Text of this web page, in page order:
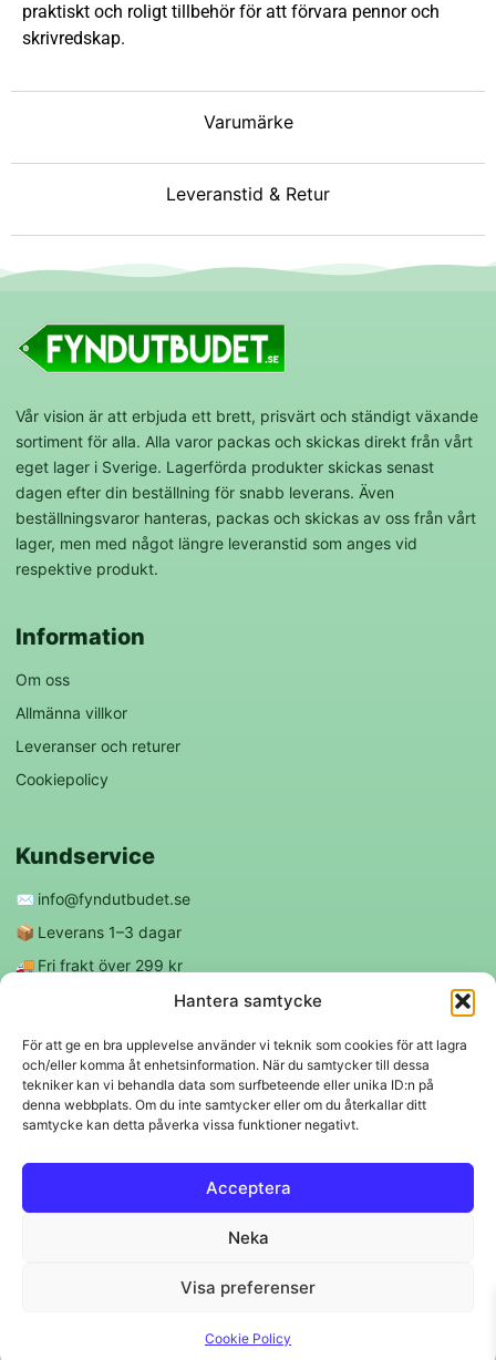
Hantera samtycke
För att ge en bra upplevelse använder vi teknik som cookies för att lagra
och/eller komma åt enhetsinformation. När du samtycker till dessa
tekniker kan vi behandla data som surfbeteende eller unika ID:n på
denna webbplats. Om du inte samtycker eller om du återkallar ditt
samtycke kan detta påverka vissa funktioner negativt.
Acceptera
Neka
Visa preferenser
Cookie Policy
Varumärke
Leveranstid & Retur
praktiskt och roligt tillbehör för att förvara pennor och
skrivredskap.
Vår vision är att erbjuda ett brett, prisvärt och ständigt växande
sortiment för alla. Alla varor packas och skickas direkt från vårt
eget lager i Sverige. Lagerförda produkter skickas senast
dagen efter din beställning för snabb leverans. Även
beställningsvaror hanteras, packas och skickas av oss från vårt
lager, men med något längre leveranstid som anges vid
respektive produkt.
Information
Om oss
Allmänna villkor
Leveranser och returer
Cookiepolicy
Kundservice
✉️ info@fyndutbudet.se
📦 Leverans 1–3 dagar
🚚 Fri frakt över 299 kr
Följ oss
f ◎
Swish
Svenskt lager 🇸🇪 • Snabba leveranser • Trygga köp